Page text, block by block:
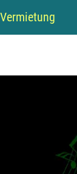
Vermietung